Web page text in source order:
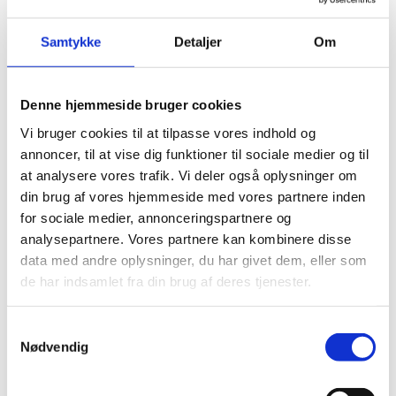
Samtykke Detaljer Om
Denne hjemmeside bruger cookies
Vi bruger cookies til at tilpasse vores indhold og
annoncer, til at vise dig funktioner til sociale medier og til
at analysere vores trafik. Vi deler også oplysninger om
din brug af vores hjemmeside med vores partnere inden
for sociale medier, annonceringspartnere og
analysepartnere. Vores partnere kan kombinere disse
data med andre oplysninger, du har givet dem, eller som
de har indsamlet fra din brug af deres tjenester.
Nødvendig
ofrene, så snart kameraerne og medierne er forsvundet?
Ved krigens afslutning var mere end 130.000 personer
tilbageholdt under mistanke for at have organiseret eller
1996, men konfronteret med det enorme antal sager
besluttede regeringen sig for at benytte Gacaca-
retssystemet. Det er en modiﬁceret udgave af det
traditionelle rwandiske system til konﬂiktløsning i
lokalsamfundet, og man håbede, at brugen af det ville
fremskynde retssagerne og landets tilbagevenden til
normale tilstande.
Forsøg på at omgå denne proces og skyde genvej er at
overfyldte, er ikke retfærdighed for de overlevende, som
allerede har ventet for længe. Andre anklagede blev løsladt
gennem Gacaca og dræbte efterfølgende 30 overlevende i